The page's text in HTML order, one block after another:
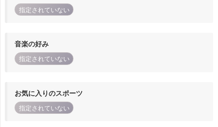
指定されていない
音楽の好み
指定されていない
お気に入りのスポーツ
指定されていない